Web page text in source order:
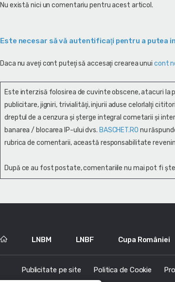
Nu există nici un comentariu pentru acest articol.
Este necesar să vă autentificaţi pentru a putea
Daca nu aveţi cont puteţi să accesaţi crearea unui cont
Este interzisă folosirea de cuvinte obscene, atacuri la
publicitare, jigniri, trivialităţi, injurii aduse celorlalţi
dreptul de a cenzura și şterge integral cometarii și
banarea / blocarea IP-ului dvs. BASCHET.RO nu
rubrica de comentarii, această responsabilitate
După ce au fost postate, comentariile nu mai pot fi
LNBM LNBF Cupa României
Publicitate pe site Politica de Cookie